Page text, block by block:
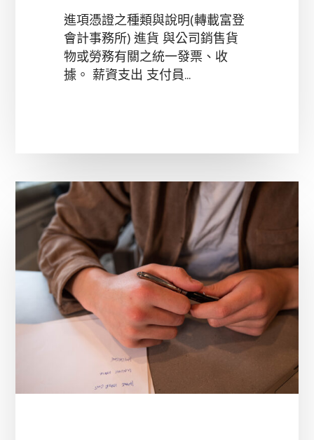
進項憑證之種類與說明(轉載富登
會計事務所) 進貨 與公司銷售貨
物或勞務有關之統一發票、收
據。 薪資支出 支付員...
新
成
立
司
問